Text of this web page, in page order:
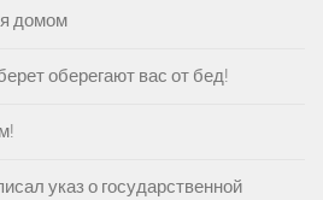
домом
оберегают вас от бед!
указ о государственной